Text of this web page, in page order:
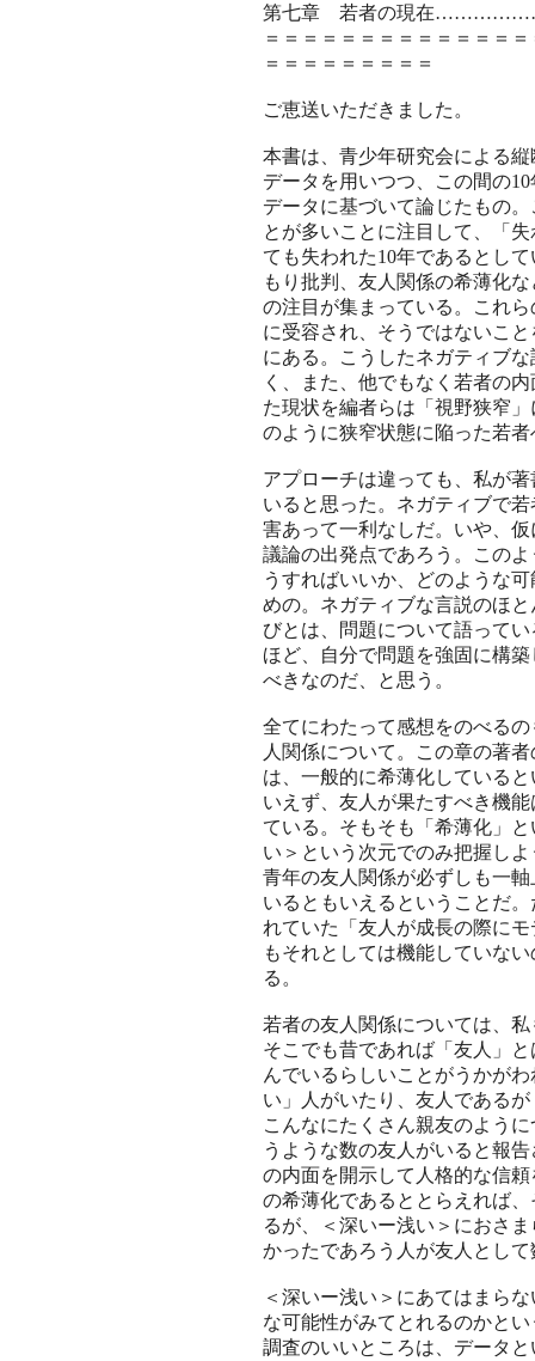
第七章 若者の現在
＝＝＝＝＝＝＝＝＝＝＝＝＝
＝＝＝＝＝＝＝＝＝
ご恵送いただきました。
本書は、青少年研究会による
データを用いつつ、この間の
データに基づいて論じたもの
とが多いことに注目して、「
ても失われた10年であるとし
もり批判、友人関係の希薄化
の注目が集まっている。これ
に受容され、そうではないこ
にある。こうしたネガティブ
く、また、他でもなく若者の
た現状を編者らは「視野狭窄
のように狭窄状態に陥った若
アプローチは違っても、私が
いると思った。ネガティブで
害あって一利なしだ。いや、
議論の出発点であろう。この
うすればいいか、どのような
めの。ネガティブな言説のほ
びとは、問題について語って
ほど、自分で問題を強固に構
べきなのだ、と思う。
全てにわたって感想をのべる
人関係について。この章の著
は、一般的に希薄化している
いえず、友人が果たすべき機
ている。そもそも「希薄化」
い＞という次元でのみ把握し
青年の友人関係が必ずしも一
いるともいえるということだ
れていた「友人が成長の際に
もそれとしては機能していな
る。
若者の友人関係については、
そこでも昔であれば「友人」
んでいるらしいことがうかが
い」人がいたり、友人である
こんなにたくさん親友のよう
うような数の友人がいると報
の内面を開示して人格的な信
の希薄化であるととらえれば
るが、＜深いー浅い＞におさ
かったであろう人が友人とし
＜深いー浅い＞にあてはまら
な可能性がみてとれるのかと
調査のいいところは、データ